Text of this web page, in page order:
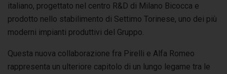
italiano, progettato nel centro R&D di Milano Bicocca e
prodotto nello stabilimento di Settimo Torinese, uno dei più
moderni impianti produttivi del Gruppo.
Questa nuova collaborazione fra Pirelli e Alfa Romeo
rappresenta un ulteriore capitolo di un lungo legame tra le